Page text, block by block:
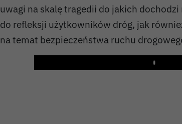
uwagi na skalę tragedii do jakich
do refleksji użytkowników dróg, jak
na temat bezpieczeństwa ruchu
Play